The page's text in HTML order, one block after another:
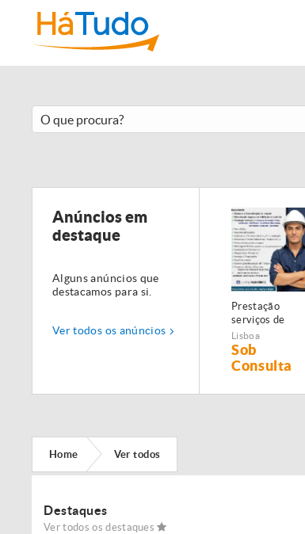
Anúncios em
destaque
Alguns anúncios que
destacamos para si.
Ver todos os anúncios
Prestação
serviços de
Manutenção,
Restauro e
Remodelação de
imóveis!
Lisboa
Sob
Consulta
Home Ver todos
Destaques
Ver todos os destaques